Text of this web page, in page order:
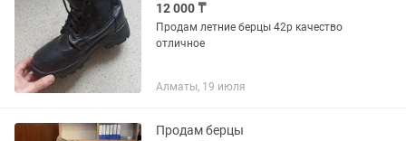
12 000 ₸
Продам летние берцы 42р качество
отличное
Алматы, 19 июля
Продам берцы